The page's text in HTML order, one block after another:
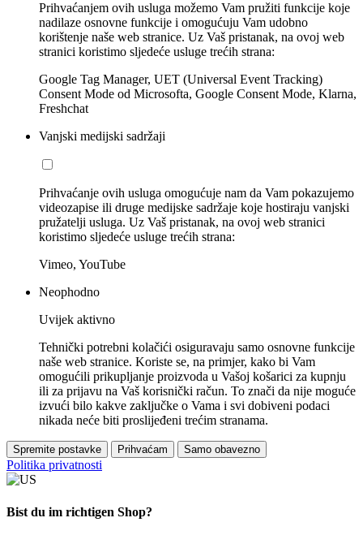
Prihvaćanjem ovih usluga možemo Vam pružiti funkcije koje
nadilaze osnovne funkcije i omogućuju Vam udobno
korištenje naše web stranice. Uz Vaš pristanak, na ovoj web
stranici koristimo sljedeće usluge trećih strana:
Google Tag Manager, UET (Universal Event Tracking)
Consent Mode od Microsofta, Google Consent Mode, Klarna,
Freshchat
Vanjski medijski sadržaji
Prihvaćanje ovih usluga omogućuje nam da Vam pokazujemo
videozapise ili druge medijske sadržaje koje hostiraju vanjski
pružatelji usluga. Uz Vaš pristanak, na ovoj web stranici
koristimo sljedeće usluge trećih strana:
Vimeo, YouTube
Neophodno
Uvijek aktivno
Tehnički potrebni kolačići osiguravaju samo osnovne funkcije
naše web stranice. Koriste se, na primjer, kako bi Vam
omogućili prikupljanje proizvoda u Vašoj košarici za kupnju
ili za prijavu na Vaš korisnički račun. To znači da nije moguće
izvući bilo kakve zaključke o Vama i svi dobiveni podaci
nikada neće biti proslijeđeni trećim stranama.
Spremite postavke Prihvaćam Samo obavezno
Politika privatnosti
Bist du im richtigen Shop?